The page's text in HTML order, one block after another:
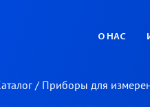
О НАС
/ Приборы для